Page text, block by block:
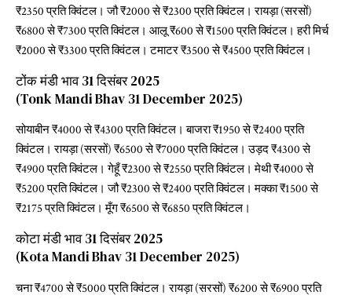
₹2350 प्रति क्विंटल। जौ ₹2000 से ₹2300 प्रति क्विंटल। रायड़ा (सरसों)
₹6800 से ₹7300 प्रति क्विंटल। आलू ₹600 से ₹1500 प्रति क्विंटल। हरी मिर्च
₹2000 से ₹3300 प्रति क्विंटल। टमाटर ₹3500 से ₹4500 प्रति क्विंटल।
टोंक मंडी भाव 31 दिसंबर 2025
(Tonk Mandi Bhav 31 December 2025)
सोयाबीन ₹4000 से ₹4300 प्रति क्विंटल। बाजरा ₹1950 से ₹2400 प्रति
क्विंटल। रायड़ा (सरसों) ₹6500 से ₹7000 प्रति क्विंटल। उड़द ₹4300 से
₹4900 प्रति क्विंटल। गेहूँ ₹2300 से ₹2550 प्रति क्विंटल। मेथी ₹4000 से
₹5200 प्रति क्विंटल। जौ ₹2300 से ₹2400 प्रति क्विंटल। मक्का ₹1500 से
₹2175 प्रति क्विंटल। मूँग ₹6500 से ₹6850 प्रति क्विंटल।
कोटा मंडी भाव 31 दिसंबर 2025
(Kota Mandi Bhav 31 December 2025)
चना ₹4700 से ₹5000 प्रति क्विंटल। रायड़ा (सरसों) ₹6200 से ₹6900 प्रति